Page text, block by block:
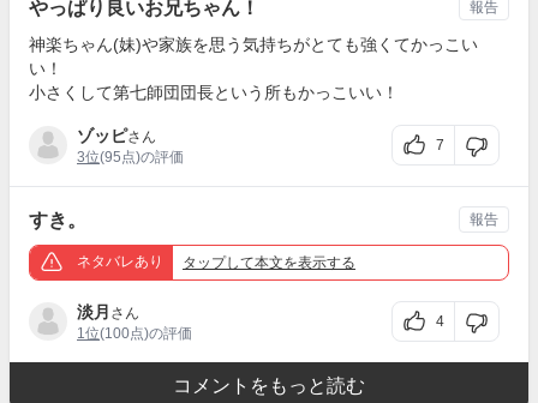
やっぱり良いお兄ちゃん！
神楽ちゃん(妹)や家族を思う気持ちがとても強くてかっこい
い！
小さくして第七師団団長という所もかっこいい！
ゾッピさん
3位(95点)の評価
7
報告
すき。
ネタバレあり タップして本文を表示する
淡月 さん
1位(100点)の評価
4
報告
コメントをもっと読む